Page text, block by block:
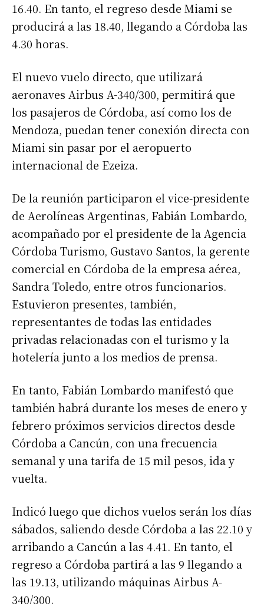
16.40. En tanto, el regreso desde Miami se
producirá a las 18.40, llegando a Córdoba las
4.30 horas.
El nuevo vuelo directo, que utilizará
aeronaves Airbus A-340/300, permitirá que
los pasajeros de Córdoba, así como los de
Mendoza, puedan tener conexión directa con
Miami sin pasar por el aeropuerto
internacional de Ezeiza.
De la reunión participaron el vice-presidente
de Aerolíneas Argentinas, Fabián Lombardo,
acompañado por el presidente de la Agencia
Córdoba Turismo, Gustavo Santos, la gerente
comercial en Córdoba de la empresa aérea,
Sandra Toledo, entre otros funcionarios.
Estuvieron presentes, también,
representantes de todas las entidades
privadas relacionadas con el turismo y la
hotelería junto a los medios de prensa.
En tanto, Fabián Lombardo manifestó que
también habrá durante los meses de enero y
febrero próximos servicios directos desde
Córdoba a Cancún, con una frecuencia
semanal y una tarifa de 15 mil pesos, ida y
vuelta.
Indicó luego que dichos vuelos serán los días
sábados, saliendo desde Córdoba a las 22.10 y
arribando a Cancún a las 4.41. En tanto, el
regreso a Córdoba partirá a las 9 llegando a
las 19.13, utilizando máquinas Airbus A-
340/300.